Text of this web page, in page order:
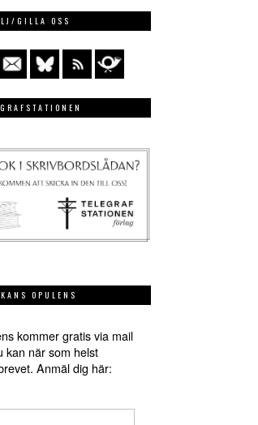
GILLA OSS
OPULENS
kommer gratis via mail
kan när som helst
Anmäl dig här: